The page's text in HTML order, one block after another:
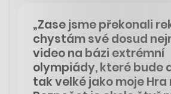
„Zase jsme překonali
chystám své dosud
video na bázi extrémní
olympiády, které bude
tak velké jako moje Hra